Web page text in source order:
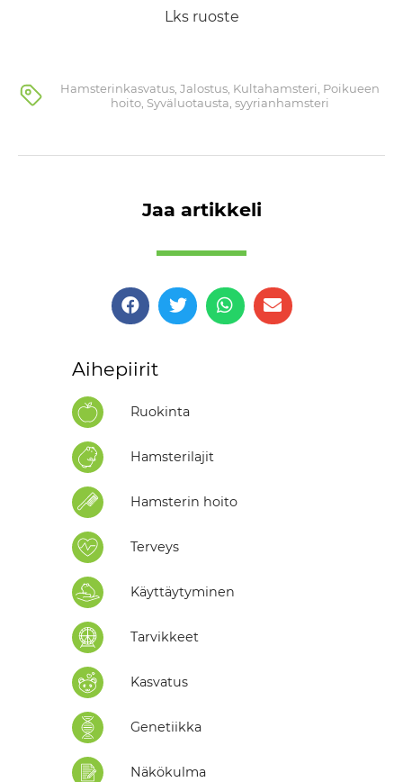
Lks ruoste
Hamsterinkasvatus, Jalostus, Kultahamsteri Poikueen
hoito, Syväluotausta syyrianhamsteri
Jaa artikkeli
Aihepiirit
Ruokinta
Hamsterilajit
Hamsterin hoito
Terveys
Käyttäytyminen
Tarvikkeet
Kasvatus
Genetiikka
Näkökulma